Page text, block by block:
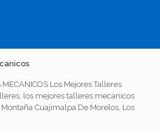
MECANICOS Los Mejores Talleres
los mejores talleres mecanicos
Cuajimalpa De Morelos, Los